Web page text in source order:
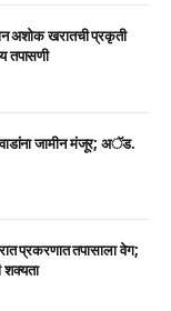
खरातची प्रकृती
तपासणी
जामीन मंजूर; अॅड.
तपासाला वेग;
शक्यता